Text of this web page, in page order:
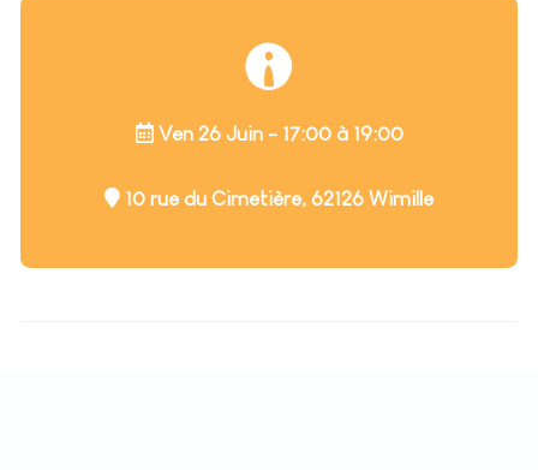
Ven 26 Juin - 17:00 à 19:00
10 rue du Cimetière, 62126 Wimille